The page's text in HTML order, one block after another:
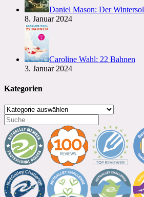
Daniel Mason: Der
8. Januar 2024
Caroline Wahl: 22 Bahnen
3. Januar 2024
Kategorien
Kategorien